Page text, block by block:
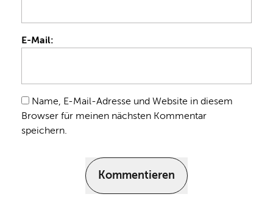
E-Mail:
Name, E-Mail-Adresse und Website in diesem
Browser für meinen nächsten Kommentar
speichern.
Kommentieren